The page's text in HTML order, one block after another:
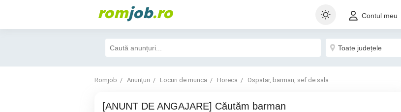
romjob.ro Contul meu
Romjob Anunțuri Locuri de munca Horeca Ospatar, barman, sef de sala
[ANUNT DE ANGAJARE] Căutăm barman